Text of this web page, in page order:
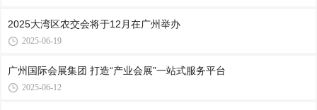
2025大湾区农交会将于12月在广州举办
2025-06-19
广州国际会展集团 打造“产业会展”一站式服务平台
2025-06-12